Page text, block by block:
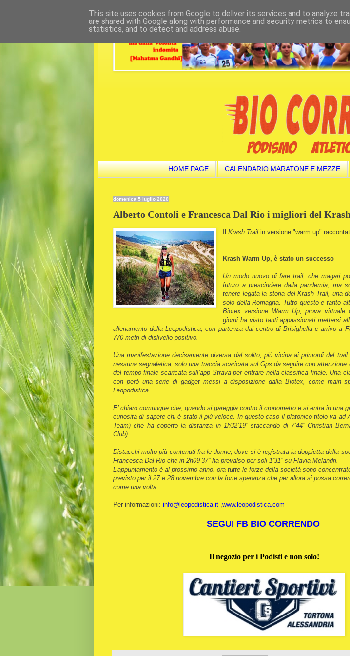
HOME PAGE CALENDARIO MARATONE E MEZZE
domenica 5 luglio 2020
Alberto Contoli e Francesca Dal Rio i migliori del
IlKrash Trail in versione "warm up"
Krash Warm Up, è stato un successo
Un modo nuovo di fare trail, che magari
futuro a prescindere dalla pandemia, ma
tenere legata la storia del Krash Trail, una
solo della Romagna. Tutto questo e tanto
Biotex versione Warm Up, prova virtuale
giorni ha visto tanti appassionati mettersi
allenamento della Leopodistica, con partenza dal centro di Brisighella e arrivo a
770 metri di dislivello positivo.
Una manifestazione decisamente diversa dal solito, più vicina ai primordi del
nessuna segnaletica, solo una traccia scaricata sul Gps da seguire con attenzione
del tempo finale scaricata sull’app Strava per entrare nella classifica finale. Una
con però una serie di gadget messi a disposizione dalla Biotex, come main
Leopodistica.
E’ chiaro comunque che, quando si gareggia contro il cronometro e si entra in una
curiosità di sapere chi è stato il più veloce. In questo caso il platonico titolo va ad
Team) che ha coperto la distanza in 1h32’19” staccando di 7’44” Christian
Club).
Distacchi molto più contenuti fra le donne, dove si è registrata la doppietta della
Francesca Dal Rio che in 2h09’37” ha prevalso per soli 1’31” su Flavia Melandri.
L’appuntamento è al prossimo anno, ora tutte le forze della società sono
previsto per il 27 e 28 novembre con la forte speranza che per allora si possa
come una volta.
Per informazioni: info@leopodistica.it www.leopodistica.com
SEGUI FB BIO CORRENDO
Il negozio per i Podisti e non solo!
This site uses cookies from Google to deliver its services and to analyze
are shared with Google along with performance and security metrics to
statistics, and to detect and address abuse.